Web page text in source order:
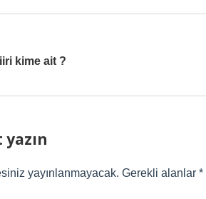
kime ait ?
yazın
yayınlanmayacak. Gerekli alanlar *